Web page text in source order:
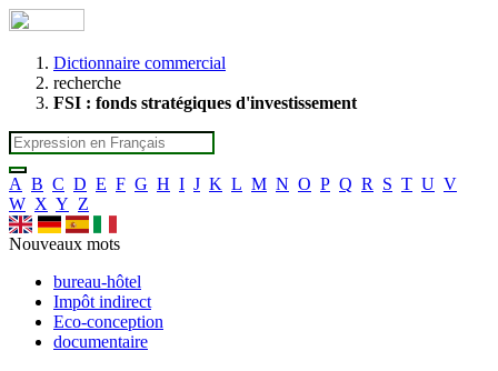
Dictionnaire commercial
recherche
FSI : fonds stratégiques d'investissement
A B C D E F G H I J K L M N O P Q R S T U V
W X Y Z
Nouveaux mots
bureau-hôtel
Impôt indirect
Eco-conception
documentaire